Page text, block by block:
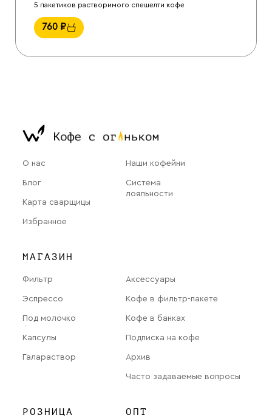
5 пакетиков растворимого спешелти кофе
760 ₽
О нас
Блог
Карта сварщицы
Избранное
Наши кофейни
Система
лояльности
МАГАЗИН
Фильтр
Эспрессо
Под молочко
Капсулы
Галараствор
Аксессуары
Кофе в фильтр-пакете
Кофе в банках
Подписка на кофе
Архив
Часто задаваемые вопросы
РОЗНИЦА ОПТ